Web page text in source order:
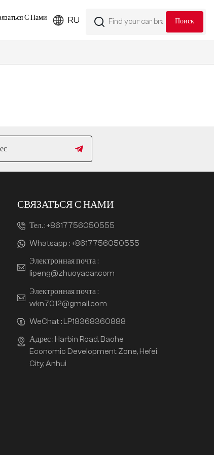
RU
С Нами
СВЯЗАТЬСЯ С НАМИ
Тел. :+8617756050555
Whatsapp :+8617756050555
Электронная почта :
lipeng@zhuoyacar.com
Электронная почта :
wkn7012@gmail.com
WeChat : LP18368360888
Адрес : Harbin Road, Baohe
Economic Development Zone, Hefei
City, Anhui